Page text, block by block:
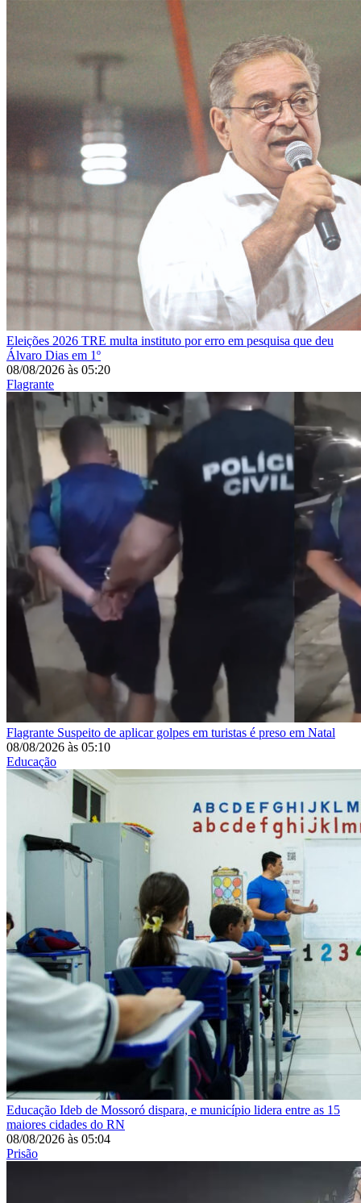
Eleições 2026 TRE multa instituto por erro em pesquisa que deu
Álvaro Dias em 1º
08/08/2026 às 05:20
Flagrante
Flagrante Suspeito de aplicar golpes em turistas é preso em Natal
08/08/2026 às 05:10
Educação
Educação Ideb de Mossoró dispara, e município lidera entre as 15
maiores cidades do RN
08/08/2026 às 05:04
Prisão